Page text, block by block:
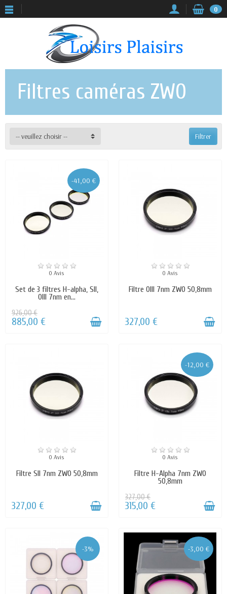
0
Filtres caméras ZWO
Filtrer
-- veuillez choisir --
-41,00 €
0 Avis
Set de 3 filtres H-alpha, SII,
OIII 7nm en...
926,00 €
885,00 €
0 Avis
Filtre OIII 7nm ZWO 50,8mm
327,00 €
0 Avis
Filtre SII 7nm ZWO 50,8mm
327,00 €
-12,00 €
0 Avis
Filtre H-Alpha 7nm ZWO
50,8mm
327,00 €
315,00 €
-3% -3,00 €